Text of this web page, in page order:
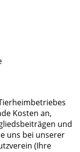
Kosten an,
und
uns bei unserer
(Ihre